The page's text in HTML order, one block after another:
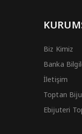
Biz Kimiz
Banka
İletişim
Toptan
Ebijuteri